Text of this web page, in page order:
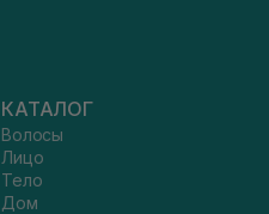
КАТАЛОГ
Волосы
Лицо
Тело
Дом